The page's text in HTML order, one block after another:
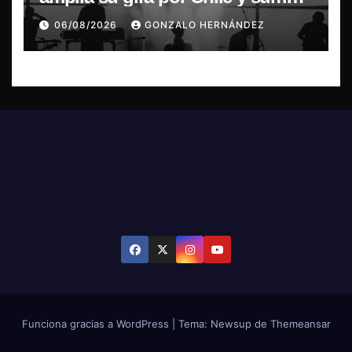
concierto en Concepción
06/08/2026 GONZALO HERNÁNDEZ
Funciona gracias a WordPress Tema: Newsup de Themeansar